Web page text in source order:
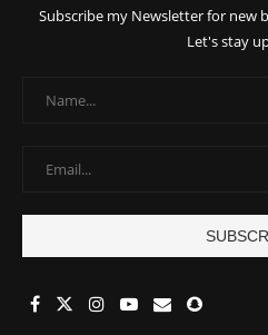
Subscribe my Newsletter for new
Let's stay